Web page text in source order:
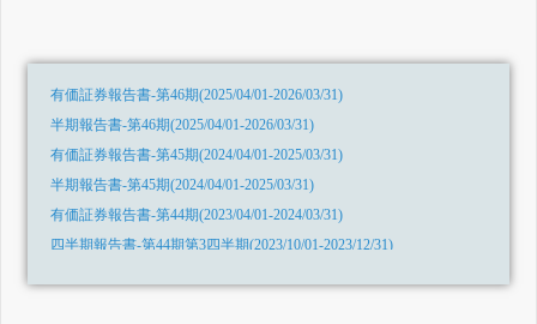
有価証券報告書-第46期(2025/04/01-2026/03/31)
半期報告書-第46期(2025/04/01-2026/03/31)
有価証券報告書-第45期(2024/04/01-2025/03/31)
半期報告書-第45期(2024/04/01-2025/03/31)
有価証券報告書-第44期(2023/04/01-2024/03/31)
四半期報告書-第44期第3四半期(2023/10/01-2023/12/31)